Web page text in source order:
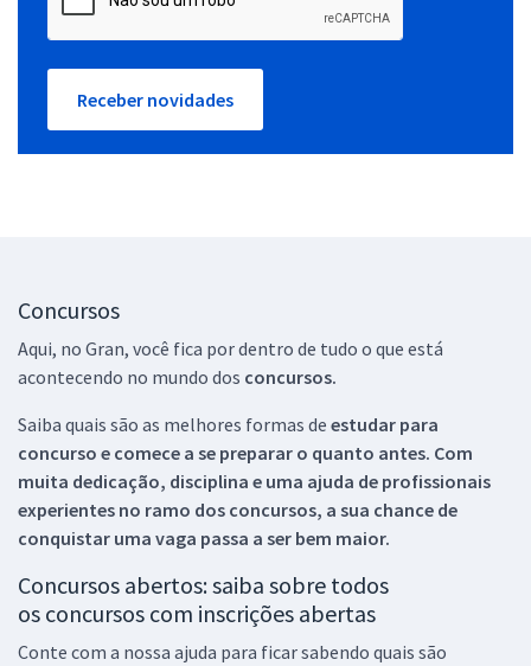
Receber novidades
Concursos
Aqui, no Gran, você fica por dentro de tudo o que está
acontecendo no mundo dos concursos.
Saiba quais são as melhores formas de estudar para
concurso e comece a se preparar o quanto antes. Com
muita dedicação, disciplina e uma ajuda de profissionais
experientes no ramo dos concursos, a sua chance de
conquistar uma vaga passa a ser bem maior.
Concursos abertos: saiba sobre todos
os concursos com inscrições abertas
Conte com a nossa ajuda para ficar sabendo quais são